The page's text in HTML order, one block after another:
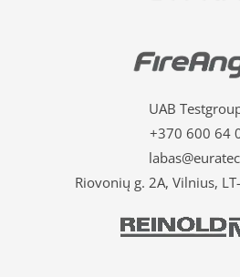
UAB
+370 600 64
Riovonių g. 2A, Vilnius,